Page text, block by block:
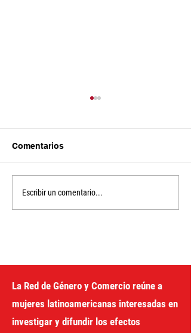
Economía feminista y
cambio transformador:
Comentarios
Escribir un comentario...
La Red de Género y Comercio reúne a
mujeres latinoamericanas interesadas en
investigar y difundir los efectos